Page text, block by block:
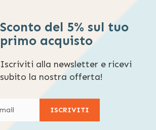
Sconto del 5% sul tuo
primo acquisto
Iscriviti alla newsletter e ricevi
subito la nostra offerta!
ISCRIVITI